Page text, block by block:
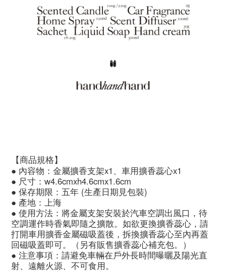
【商品規格】
● 內容物：金屬擴香支架x1、車用擴香蕊心x1
● 尺寸：w4.6cmxh4.6cmx1.6cm
● 保存期限：五年 (生產日期見包裝)
● 產地：上海
● 使用方法： 將金屬支架安裝於汽車空調出風口，待
空調運作時香氣即隨之擴散。如欲更換擴香蕊心，請
打開車用擴香金屬磁吸蓋後，拆換擴香蕊心至內再蓋
回磁吸蓋即可。（另有販售擴香蕊心補充包。）
● 注意事項 ： 請避免車輛在戶外長時間曝曬及陽光直
射、遠離火源、不可食用。